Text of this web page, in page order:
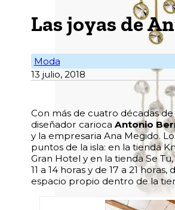
Las joyas de
Moda
13 julio, 2018
Con más de cuatro décadas
diseñador carioca Antonio
y la empresaria Ana Megido.
puntos de la isla: en la tienda
Gran Hotel y en la tienda Se
11 a 14 horas y de 17 a 21
espacio propio dentro de la